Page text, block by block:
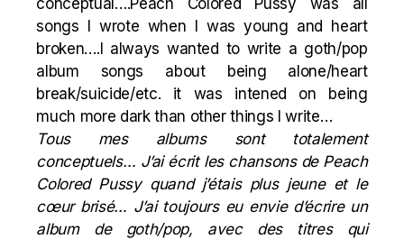
conceptual….Peach Colored Pussy was all
songs I wrote when I was young and heart
broken….I always wanted to write a goth/pop
album songs about being alone/heart
break/suicide/etc. it was intened on being
much more dark than other things I write…
Tous mes albums sont totalement
conceptuels… J’ai écrit les chansons de Peach
Colored Pussy quand j’étais plus jeune et le
cœur brisé… J’ai toujours eu envie d’écrire un
album de goth/pop, avec des titres qui